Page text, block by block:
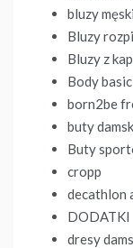
bluzy
Bluzy
Bluzy z
Body basic
born2be
buty
Buty
cropp
decathlon
DODATKI
dresy